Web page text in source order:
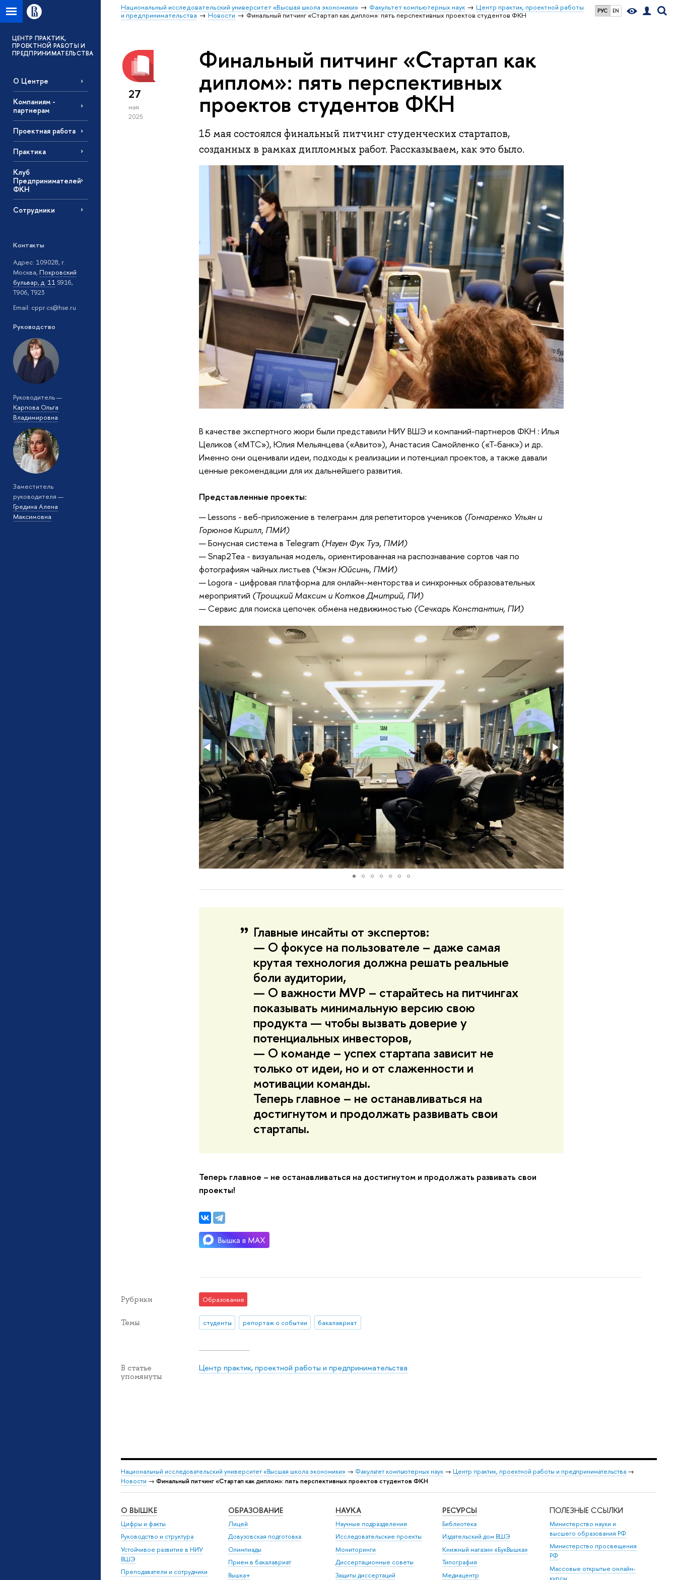
РУС EN
Национальный исследовательский университет «Высшая школа экономики» Факультет компьютерных наук
Центр практик, проектной работы
и предпринимательства
Новости Финальный питчинг «Стартап как диплом»: пять перспективных проектов студентов ФКН
ЦЕНТР ПРАКТИК,
ПРОЕКТНОЙ РАБОТЫ И
ПРЕДПРИНИМАТЕЛЬСТВА
О Центре
Компаниям -
партнерам
Проектная работа
Практика
Клуб
Предпринимателей
ФКН
Сотрудники
Контакты
Адрес: 109028, г.
Москва, Покровский
бульвар, д. 11 S916,
T906, T923
Email: cppr.cs@hse.ru
Руководство
Руководитель —
Карпова Ольга
Владимировна
Заместитель
руководителя —
Гредина Алена
Максимовна
27
мая
2025
Финальный питчинг «Стартап как
диплом»: пять перспективных
проектов студентов ФКН
15 мая состоялся финальный питчинг студенческих стартапов,
созданных в рамках дипломных работ. Рассказываем, как это было.
В качестве экспертного жюри были представили НИУ ВШЭ и компаний-партнеров ФКН : Илья
Целиков («МТС»), Юлия Мельянцева («Авито»), Анастасия Самойленко («Т-банк») и др.
Именно они оценивали идеи, подходы к реализации и потенциал проектов, а также давали
ценные рекомендации для их дальнейшего развития.
Представленные проекты:
— Lessons - веб-приложение в телеграмм для репетиторов учеников (Гончаренко Ульян и
Горюнов Кирилл, ПМИ)
— Бонусная система в Telegram (Нгуен Фук Туэ, ПМИ)
— Snap2Tea - визуальная модель, ориентированная на распознавание сортов чая по
фотографиям чайных листьев (Чжэн Юйсинь, ПМИ)
— Logora - цифровая платформа для онлайн-менторства и синхронных образовательных
мероприятий (Троицкий Максим и Котков Дмитрий, ПИ)
— Сервис для поиска цепочек обмена недвижимостью (Сечкарь Константин, ПИ)
Главные инсайты от экспертов:
— О фокусе на пользователе – даже самая
крутая технология должна решать реальные
боли аудитории,
— О важности MVP – старайтесь на питчингах
показывать минимальную версию свою
продукта — чтобы вызвать доверие у
потенциальных инвесторов,
— О команде – успех стартапа зависит не
только от идеи, но и от слаженности и
мотивации команды.
Теперь главное – не останавливаться на
достигнутом и продолжать развивать свои
стартапы.
Теперь главное – не останавливаться на достигнутом и продолжать развивать свои
проекты!
Рубрики Образование
Темы студенты репортаж о событии бакалавриат
В статье
упомянуты
Центр практик, проектной работы и предпринимательства
Национальный исследовательский университет «Высшая школа экономики» → Факультет компьютерных наук → Центр практик, проектной работы и предпринимательства →
Новости → Финальный питчинг «Стартап как диплом»: пять перспективных проектов студентов ФКН
О ВЫШКЕ
Цифры и факты
Руководство и структура
Устойчивое развитие в НИУ
ВШЭ
Преподаватели и сотрудники
ОБРАЗОВАНИЕ
Лицей
Довузовская подготовка
Олимпиады
Прием в бакалавриат
Вышка+
НАУКА
Научные подразделения
Исследовательские проекты
Мониторинги
Диссертационные советы
Защиты диссертаций
РЕСУРСЫ
Библиотека
Издательский дом ВШЭ
Книжный магазин «БукВышка»
Типография
Медиацентр
ПОЛЕЗНЫЕ ССЫЛКИ
Министерство науки и
высшего образования РФ
Министерство просвещения
РФ
Массовые открытые онлайн-
курсы